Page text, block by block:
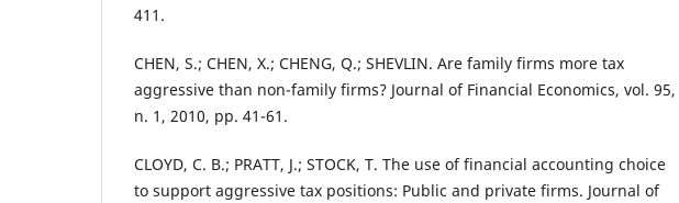
411.
CHEN, S.; CHEN, X.; CHENG, Q.; SHEVLIN. Are family firms more tax
aggressive than non-family firms? Journal of Financial Economics, vol. 95,
n. 1, 2010, pp. 41-61.
CLOYD, C. B.; PRATT, J.; STOCK, T. The use of financial accounting choice
to support aggressive tax positions: Public and private firms. Journal of